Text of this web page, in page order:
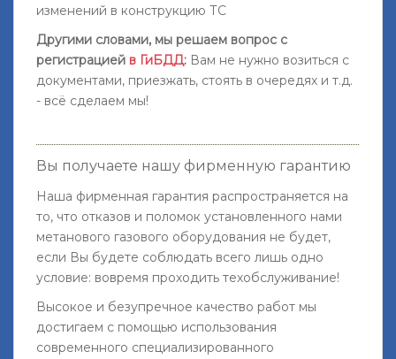
изменений в конструкцию ТС
Другими словами, мы решаем вопрос с
регистрацией в ГиБДД: Вам не нужно возиться с
документами, приезжать, стоять в очередях и т.д.
- всё сделаем мы!
Вы получаете нашу фирменную гарантию
Наша фирменная гарантия распространяется на
то, что отказов и поломок установленного нами
метанового газового оборудования не будет,
если Вы будете соблюдать всего лишь одно
условие: вовремя проходить техобслуживание!
Высокое и безупречное качество работ мы
достигаем с помощью использования
современного специализированного